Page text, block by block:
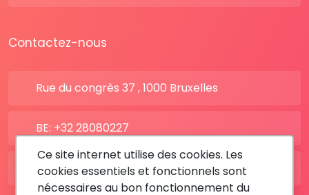
Contactez-nous
Rue du congrès 37 , 1000 Bruxelles
BE: +32 28080227
FR: +33 183642895
Ce site internet utilise des cookies. Les
cookies essentiels et fonctionnels sont
nécessaires au bon fonctionnement du